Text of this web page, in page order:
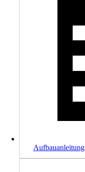
Aufbauanleitung